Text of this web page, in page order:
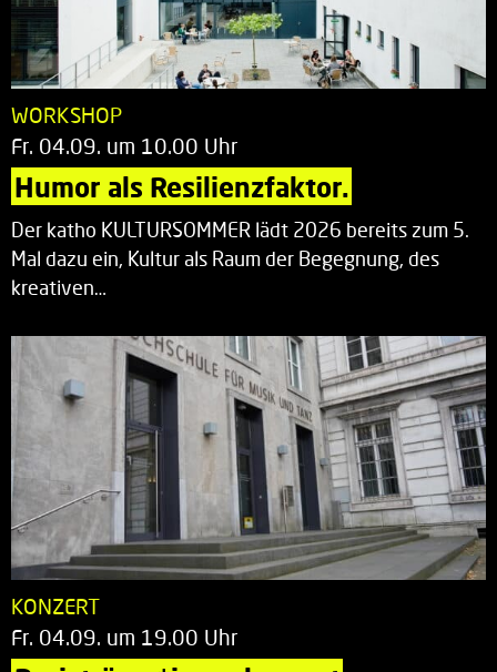
WORKSHOP
Fr. 04.09. um 10.00 Uhr
Humor als Resilienzfaktor.
Der katho KULTURSOMMER lädt 2026 bereits zum 5.
Mal dazu ein, Kultur als Raum der Begegnung, des
kreativen…
KONZERT
Fr. 04.09. um 19.00 Uhr